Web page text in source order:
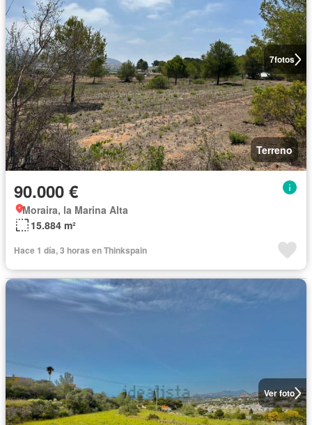
7fotos
Terreno
90.000 €
Moraira, la Marina Alta
15.884 m²
Hace 1 día, 3 horas en Thinkspain
Ver foto